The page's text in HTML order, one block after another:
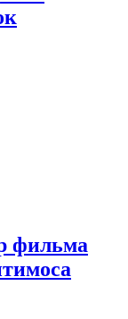
фильма